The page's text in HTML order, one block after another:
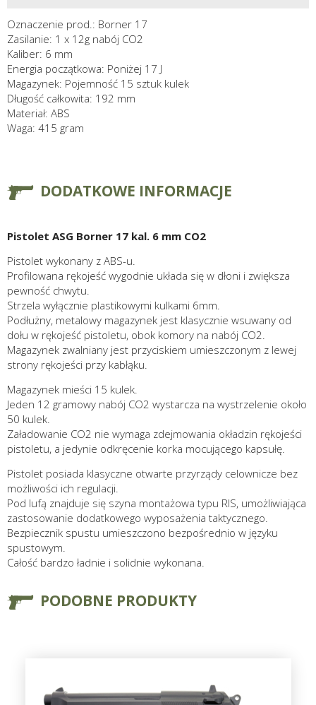
Oznaczenie prod.: Borner 17
Zasilanie: 1 x 12g nabój CO2
Kaliber: 6 mm
Energia początkowa: Poniżej 17 J
Magazynek: Pojemność 15 sztuk kulek
Długość całkowita: 192 mm
Materiał: ABS
Waga: 415 gram
DODATKOWE INFORMACJE
Pistolet ASG Borner 17 kal. 6 mm CO2
Pistolet wykonany z ABS-u.
Profilowana rękojeść wygodnie układa się w dłoni i zwiększa
pewność chwytu.
Strzela wyłącznie plastikowymi kulkami 6mm.
Podłużny, metalowy magazynek jest klasycznie wsuwany od
dołu w rękojeść pistoletu, obok komory na nabój CO2.
Magazynek zwalniany jest przyciskiem umieszczonym z lewej
strony rękojeści przy kabłąku.
Magazynek mieści 15 kulek.
Jeden 12 gramowy nabój CO2 wystarcza na wystrzelenie około
50 kulek.
Załadowanie CO2 nie wymaga zdejmowania okładzin rękojeści
pistoletu, a jedynie odkręcenie korka mocującego kapsułę.
Pistolet posiada klasyczne otwarte przyrządy celownicze bez
możliwości ich regulacji.
Pod lufą znajduje się szyna montażowa typu RIS, umożliwiająca
zastosowanie dodatkowego wyposażenia taktycznego.
Bezpiecznik spustu umieszczono bezpośrednio w języku
spustowym.
Całość bardzo ładnie i solidnie wykonana.
PODOBNE PRODUKTY